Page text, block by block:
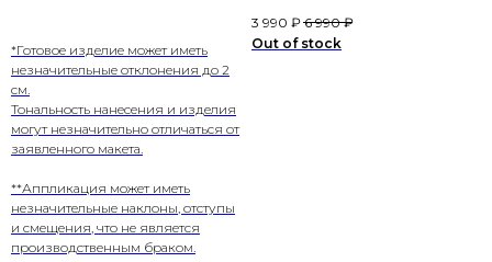
*Готовое изделие может иметь
незначительные отклонения до 2
см.
Тональность нанесения и изделия
могут незначительно отличаться от
заявленного макета.
**Аппликация может иметь
незначительные наклоны, отступы
и смещения, что не является
производственным браком.
3 990 ₽ 6 990 ₽
Out of stock